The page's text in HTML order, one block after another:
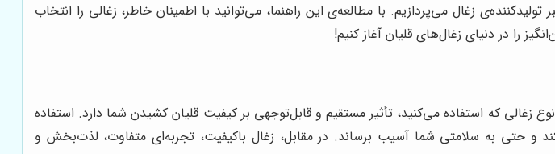
زغال می‌پردازیم. با مطالعه‌ی این راهنما، می‌توانید با اطمینان خاطر، زغالی را انتخاب
را در دنیای زغال‌های قلیان آغاز کنیم!
زغالی که استفاده می‌کنید، تأثیر مستقیم و قابل‌توجهی بر کیفیت قلیان کشیدن شما دارد. استفاده
و حتی به سلامتی شما آسیب برساند. در مقابل، زغال باکیفیت، تجربه‌ای متفاوت، لذت‌بخش و